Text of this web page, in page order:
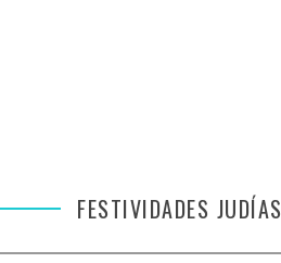
FESTIVIDADES JUDÍAS